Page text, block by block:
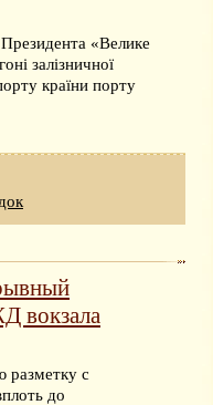
«Велике
залізничної
країни порту
вокзала
разметку с
до